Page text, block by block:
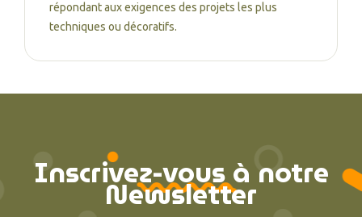
répondant aux exigences des projets les plus
techniques ou décoratifs.
Inscrivez-vous à notre
Newsletter